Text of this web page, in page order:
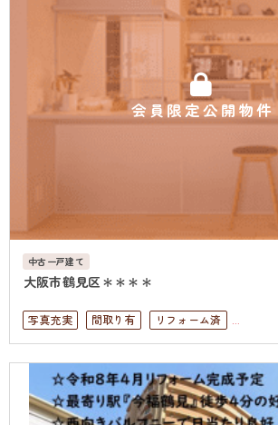
会員限定公開物件
中古一戸建て
大阪市鶴見区＊＊＊＊
写真充実 間取り有
リフォーム済
駅徒歩10分以内
ペット可
駐車場１台無料
上下水道完備